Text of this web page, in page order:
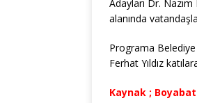
Adayları Dr.
alanında
Programa Belediye
Ferhat Yıldız
Kaynak ;